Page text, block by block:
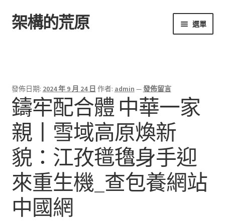
跳
至
跳
至
架構的荒原 選單
發佈日期: 2024 年 9 月 24 日 作者: admin —發佈留言
鑄牢配合體 中華一家
親丨雪域高原煥新
貌：江孜氆氌身手迎
來重生機_查包養網站
中國網